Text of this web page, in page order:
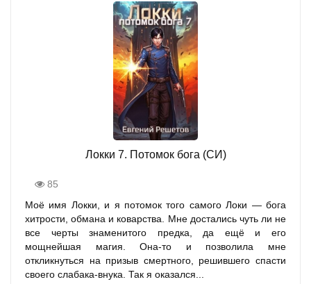
Локки 7. Потомок бога (СИ)
85
Моё имя Локки, и я потомок того самого Локи — бога
хитрости, обмана и коварства. Мне достались чуть ли не
все черты знаменитого предка, да ещё и его
мощнейшая магия. Она-то и позволила мне
откликнуться на призыв смертного, решившего спасти
своего слабака-внука. Так я оказался...